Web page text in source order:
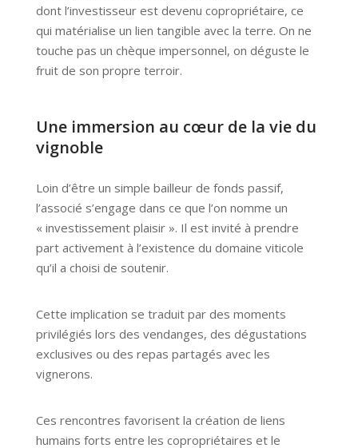
dont l’investisseur est devenu copropriétaire, ce
qui matérialise un lien tangible avec la terre. On ne
touche pas un chèque impersonnel, on déguste le
fruit de son propre terroir.
Une immersion au cœur de la vie du
vignoble
Loin d’être un simple bailleur de fonds passif,
l’associé s’engage dans ce que l’on nomme un
« investissement plaisir ». Il est invité à prendre
part activement à l’existence du domaine viticole
qu’il a choisi de soutenir.
Cette implication se traduit par des moments
privilégiés lors des vendanges, des dégustations
exclusives ou des repas partagés avec les
vignerons.
Ces rencontres favorisent la création de liens
humains forts entre les copropriétaires et le